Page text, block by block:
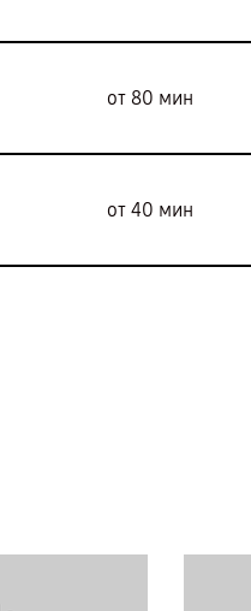
от 80 мин
от 40 мин